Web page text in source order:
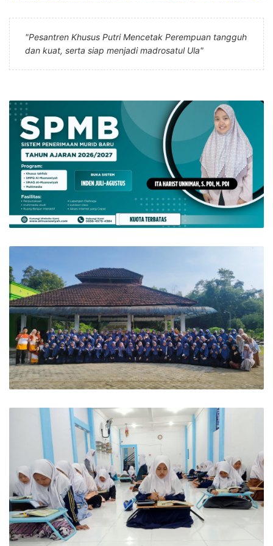
"Pesantren Khusus Putri Mencetak Perempuan tangguh
dan kuat, serta siap menjadi madrosatul Ula"